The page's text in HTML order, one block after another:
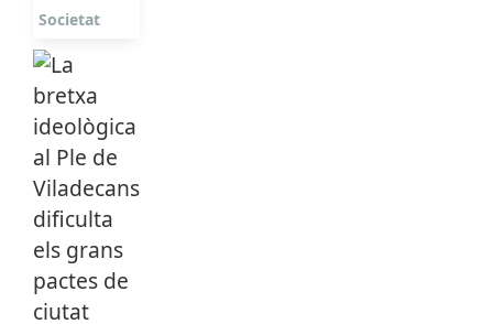
Societat